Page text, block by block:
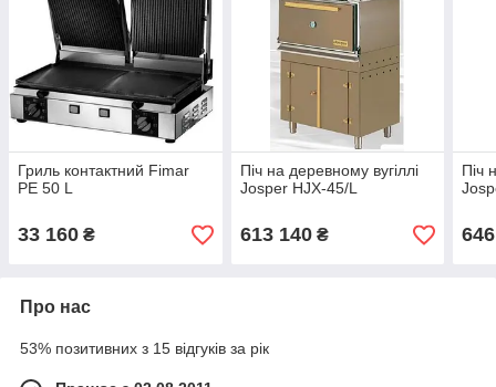
Гриль контактний Fimar
PE 50 L
33 160 ₴
Піч на деревному вугіллі
Josper HJX-45/L
613 140₴
Піч
Про нас
53% позитивних з 15 відгуків за рік